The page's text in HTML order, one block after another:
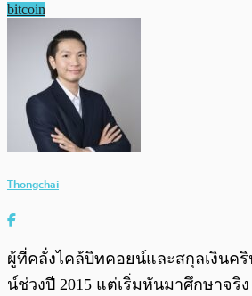
bitcoin
Thongchai
ผู้ที่คลั่งไคล้บิทคอยน์และสกุลเงินค
น์ช่วงปี 2015 แต่เริ่มหันมาศึกษาจริง